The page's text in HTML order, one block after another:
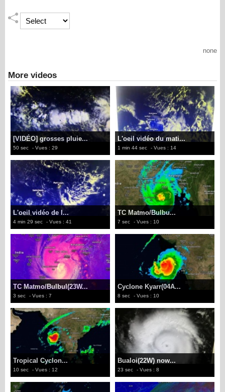
none
More videos
[VIDÉO] grosses pluie...
50 sec - Vues : 29
L'oeil vidéo du mati...
1 min 44 sec - Vues : 14
L'oeil vidéo de l...
4 min 29 sec - Vues : 41
TC Matmo/Bulbu...
7 sec - Vues : 10
TC Matmo/Bulbul(23W...
3 sec - Vues : 7
Cyclone Kyarr(04A...
8 sec - Vues : 10
Tropical Cyclon...
10 sec - Vues : 12
Bualoi(22W) now...
23 sec - Vues : 8